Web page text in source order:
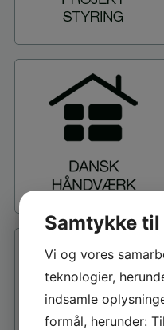
Samtykke
Vi og vores
teknologier,
indsamle
formål, herunder: